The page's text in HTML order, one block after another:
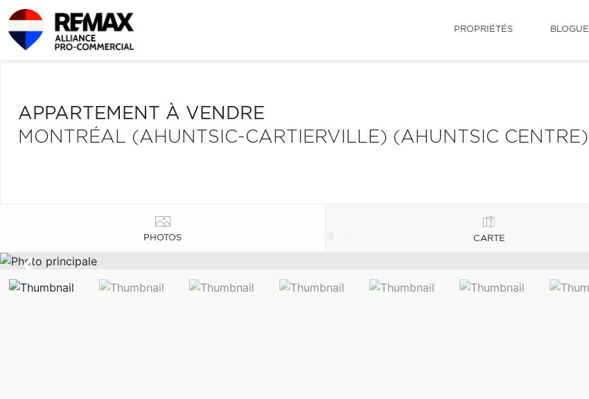
PROPRIÉTÉS BLOGUE
APPARTEMENT À VENDRE
MONTRÉAL (AHUNTSIC-CARTIERVILLE) (AHUNTSIC CENTRE)
PHOTOS CARTE